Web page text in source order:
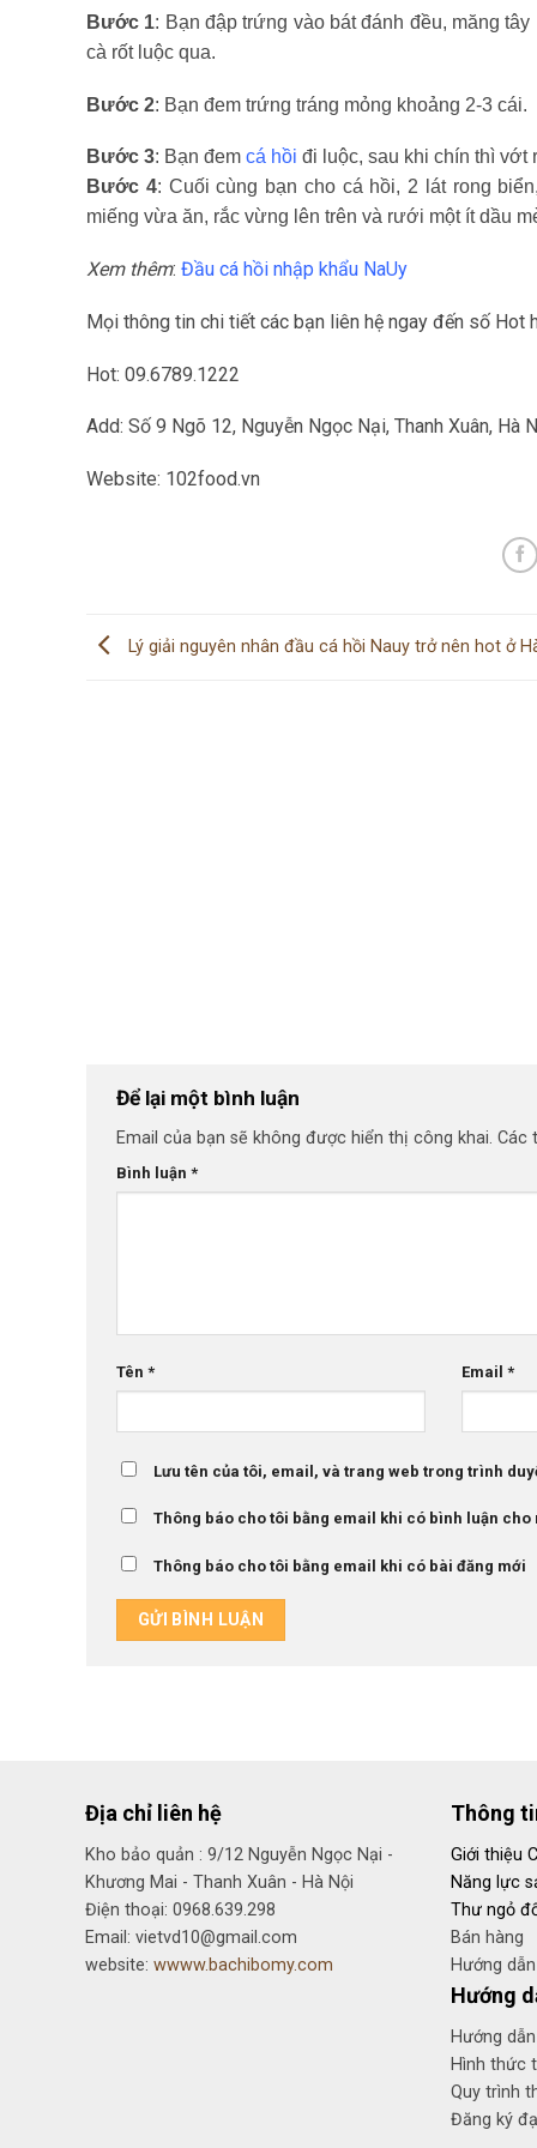
Bước 1: Bạn đập trứng vào bát đánh đều, măng
cà rốt luộc qua.
Bước 2: Bạn đem trứng tráng mỏng khoảng 2-3 cái.
Bước 3: Bạn đem cá hồi đi luộc, sau khi chín thì vớt
Bước 4: Cuối cùng bạn cho cá hồi, 2 lát rong
miếng vừa ăn, rắc vừng lên trên và rưới một ít dầu
Xem thêm: Đầu cá hồi nhập khẩu NaUy
Mọi thông tin chi tiết các bạn liên hệ ngay đến số Hot
Hot: 09.6789.1222
Add: Số 9 Ngõ 12, Nguyễn Ngọc Nại, Thanh Xuân, Hà
Website: 102food.vn
Lý giải nguyên nhân đầu cá hồi Nauy trở nên hot ở
Để lại một bình luận
Email của bạn sẽ không được hiển thị công khai. Các
Bình luận *
Tên * Email*
Lưu tên của tôi, email, và trang web trong trình
Thông báo cho tôi bằng email khi có bình luận cho
Thông báo cho tôi bằng email khi có bài đăng mới
Địa chỉ liên hệ
Kho bảo quản : 9/12 Nguyễn Ngọc Nại -
Khương Mai - Thanh Xuân - Hà Nội
Điện thoại: 0968.639.298
Email: vietvd10@gmail.com
website: wwww.bachibomy.com
Thông
Giới thiệu
Năng lực
Thư ngỏ
Bán hàng
Hướng
Hướng
Hướng
Hình thức
Quy trình
Đăng ký